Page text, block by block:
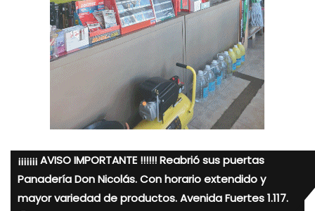
¡¡¡¡¡¡¡ AVISO IMPORTANTE !!!!!! Reabrió sus puertas
Panadería Don Nicolás. Con horario extendido y
mayor variedad de productos. Avenida Fuertes 1.117.